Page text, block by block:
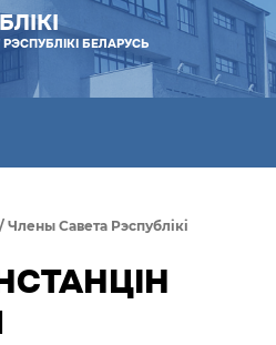
БЕЛАРУСЬ
/ Члены Савета Рэспублiкi